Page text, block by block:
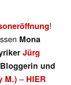
!
Mona
Jürg
und
M.) – HIER